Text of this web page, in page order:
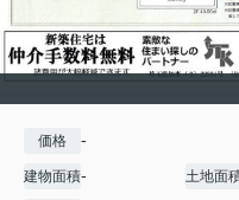
価格 -
建物面積- 土地面